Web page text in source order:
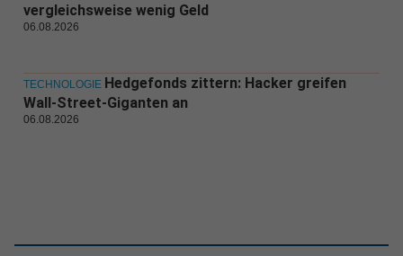
vergleichsweise wenig Geld
06.08.2026
TECHNOLOGIE Hedgefonds zittern: Hacker greifen
Wall-Street-Giganten an
06.08.2026